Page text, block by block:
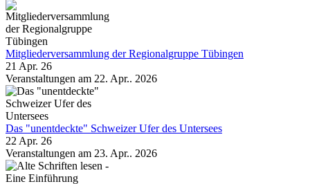
Mitgliederversammlung der Regionalgruppe Tübingen
21 Apr. 26
Veranstaltungen am 22. Apr.. 2026
Das "unentdeckte" Schweizer Ufer des Untersees
22 Apr. 26
Veranstaltungen am 23. Apr.. 2026